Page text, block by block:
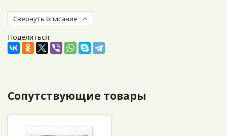
Свернуть описание
Поделиться:
Сопутствующие товары